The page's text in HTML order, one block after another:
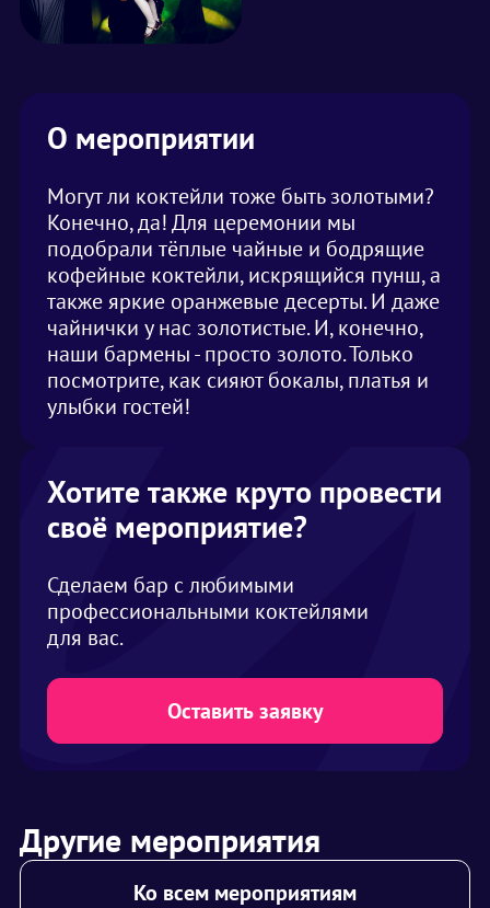
О мероприятии
Могут ли коктейли тоже быть золотыми?
Конечно, да! Для церемонии мы
подобрали тёплые чайные и бодрящие
кофейные коктейли, искрящийся пунш, а
также яркие оранжевые десерты. И даже
чайнички у нас золотистые. И, конечно,
наши бармены - просто золото. Только
посмотрите, как сияют бокалы, платья и
улыбки гостей!
Хотите также круто провести
своё мероприятие?
Сделаем бар с любимыми
профессиональными коктейлями
для вас.
Оставить заявку
Другие мероприятия
Ко всем мероприятиям